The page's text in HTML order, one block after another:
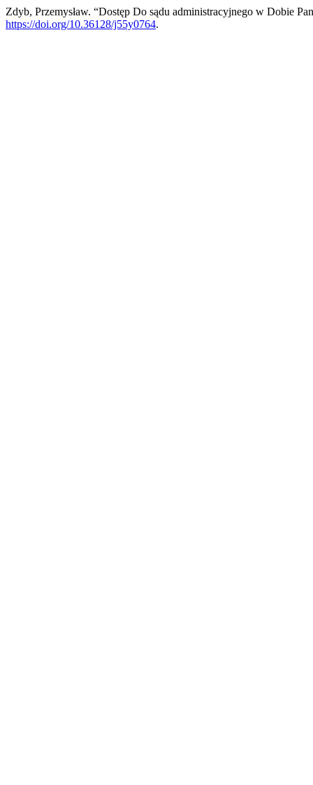
Zdyb, Przemysław. “Dostęp Do sądu administracyjnego w Dobie
https://doi.org/10.36128/j55y0764.